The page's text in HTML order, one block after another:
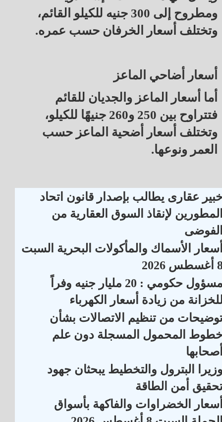
ومطروح إلى 300 جنيه للكيلو القائم،
وتختلف أسعار الخرفان حسب عمره.
أسعار أضاحي الماعز
أما أسعار الماعز والجديان للقائم
فتتراوح بين 250 و260 جنيهًا للكيلو،
وتختلف أسعار أضحية الماعز حسب
العمر ونوعها.
عقارى يطالب بإصدار قانون اتحاد
لإنقاذ السوق العقارية من
الأسماك والمأكولات البحرية السبت
2026
مسؤول حكومي : 20 مليار جنيه وفراً
من زيادة أسعار الكهرباء
من تنظيم الاتصالات بشأن
المحمول المسجلة دون علم
البترول والتخطيط يبحثان جهود
أمن الطاقة
الخضراوات والفاكهة بأسواق